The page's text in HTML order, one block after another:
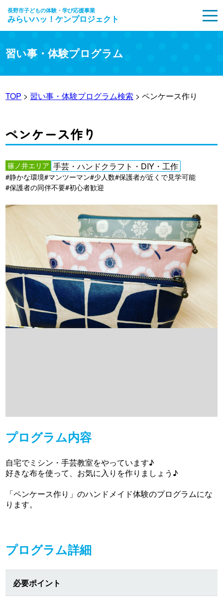
長野市子どもの体験・学び応援事業
みらいハッ！ケンプロジェクト
習い事・体験プログラム
TOP > 習い事・体験プログラム検索 > ペンケース作り
ペンケース作り
篠ノ井エリア 手芸・ハンドクラフト・DIY・工作
#静かな環境#マンツーマン#少人数#保護者が近くで見学可能
#保護者の同伴不要#初心者歓迎
プログラム内容
自宅でミシン・手芸教室をやっています♪
好きな布を使って、お気に入りを作りましょう♪
「ペンケース作り」のハンドメイド体験のプログラムにな
ります。
プログラム詳細
必要ポイント